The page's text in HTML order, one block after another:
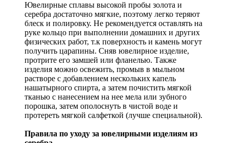
Ювелирные сплавы высокой пробы золота и
серебра достаточно мягкие, поэтому легко теряют
блеск и полировку. Не рекомендуется оставлять на
руке кольцо при выполнении домашних и других
физических работ, т.к поверхность и камень могут
получить царапины. Сняв ювелирное изделие,
протрите его замшей или фланелью. Также
изделия можно освежить, промыв в мыльном
растворе с добавлением нескольких капель
нашатырного спирта, а затем почистить мягкой
тканью с нанесением на нее мела или зубного
порошка, затем ополоснуть в чистой воде и
протереть мягкой салфеткой (лучше специальной).
Правила по уходу за ювелирными изделиям из